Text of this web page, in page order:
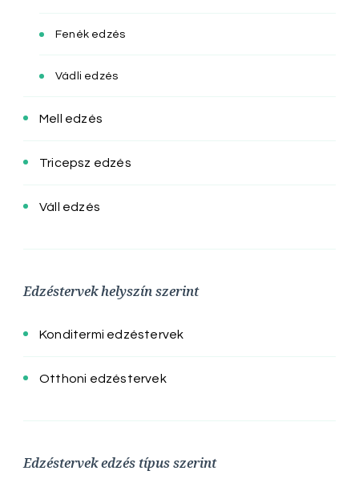
Fenék edzés
Vádli edzés
Mell edzés
Tricepsz edzés
Váll edzés
Edzéstervek helyszín szerint
Konditermi edzéstervek
Otthoni edzéstervek
Edzéstervek edzés típus szerint